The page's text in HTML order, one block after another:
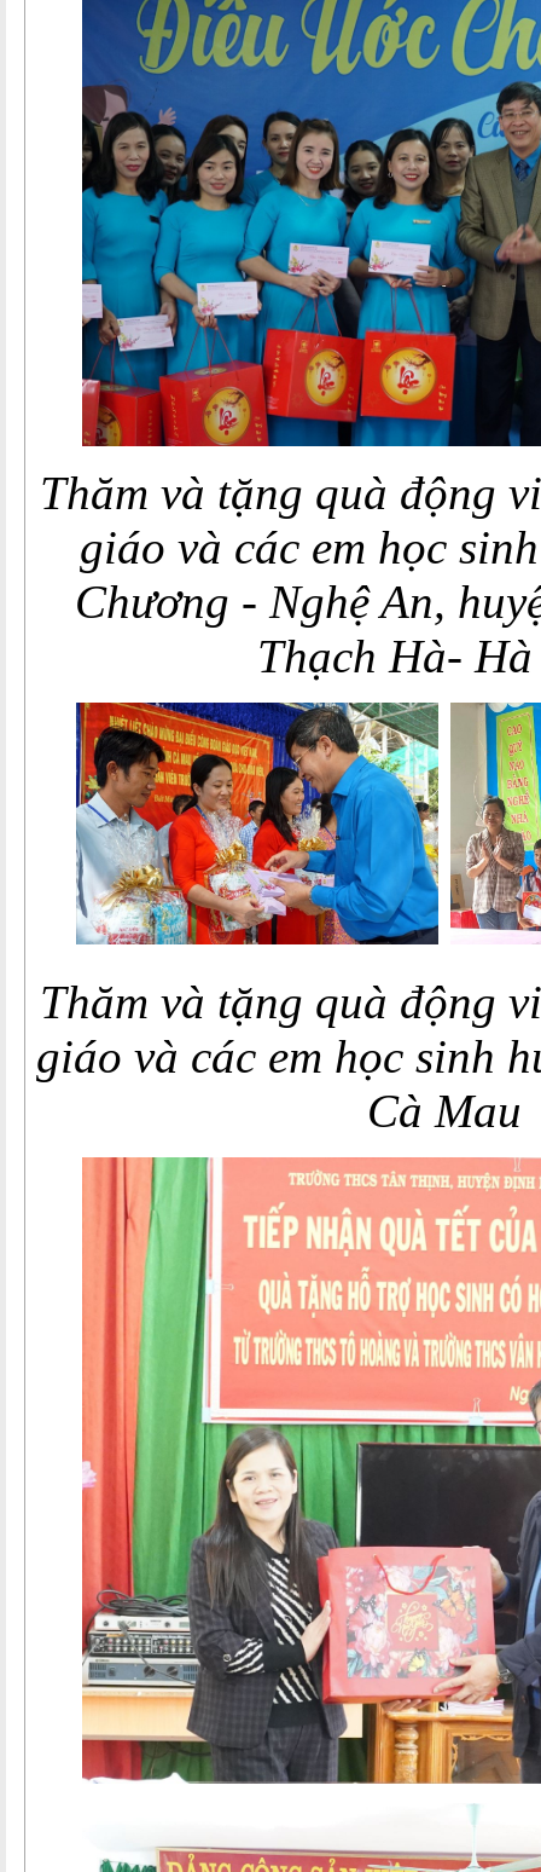
Thăm và tặng quà động
giáo và các em học
Chương - Nghệ An,
Thạch Hà-
Thăm và tặng quà động
giáo và các em học sinh
Cà Mau